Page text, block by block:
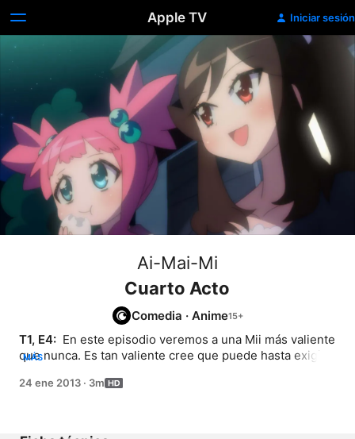
Apple TV Iniciar sesión
Ai-Mai-Mi
Cuarto Acto
Comedia · Anime
T1, E4: En este episodio veremos a una Mii más valiente
que nunca. Es tan valiente cree que puede hasta exigir
MÁS
24 ene 2013 · 3m